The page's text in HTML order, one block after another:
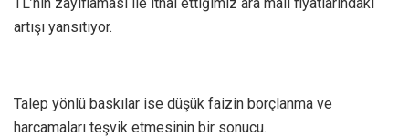
artışı yansıtıyor.
Talep yönlü baskılar ise düşük faizin borçlanma ve
harcamaları teşvik etmesinin bir sonucu.